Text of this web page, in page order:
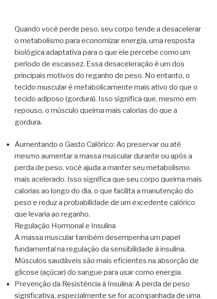
Quando você perde peso, seu corpo tende a desacelerar
o metabolismo para economizar energia, uma resposta
biológica adaptativa para o que ele percebe como um
período de escassez. Essa desaceleração é um dos
principais motivos do reganho de peso. No entanto, o
tecido muscular é metabolicamente mais ativo do que o
tecido adiposo (gordura). Isso significa que, mesmo em
repouso, o músculo queima mais calorias do que a
gordura.
Aumentando o Gasto Calórico: Ao preservar ou até
mesmo aumentar a massa muscular durante ou após a
perda de peso, você ajuda a manter seu metabolismo
mais acelerado. Isso significa que seu corpo queima mais
calorias ao longo do dia, o que facilita a manutenção do
peso e reduz a probabilidade de um excedente calórico
que levaria ao reganho.
Regulação Hormonal e Insulina
A massa muscular também desempenha um papel
fundamental na regulação da sensibilidade à insulina.
Músculos saudáveis são mais eficientes na absorção de
glicose (açúcar) do sangue para usar como energia.
Prevenção da Resistência à Insulina: A perda de peso
significativa, especialmente se for acompanhada de uma